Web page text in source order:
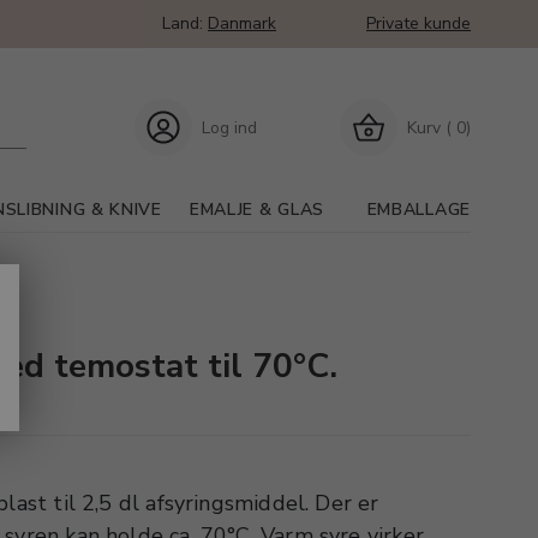
Land: Danmark Private kunde
Kurv ( 0)
Log ind
& KNIVE EMALJE & GLAS EMBALLAGE
temostat til 70°C.
til 2,5 dl afsyringsmiddel. Der er